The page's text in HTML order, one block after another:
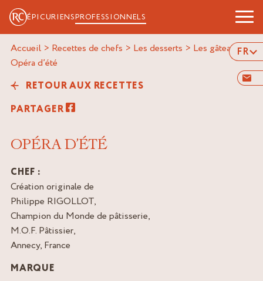
ÉPICURIENSPROFESSIONNELS
FR
Accueil > Recettes de chefs > Les desserts > Les gâteaux>
opéra d’été
RETOUR AUX RECETTES
PARTAGER
OPÉRA D’ÉTÉ
CHEF :
Création originale de
Philippe RIGOLLOT,
Champion du Monde de pâtisserie,
M.O.F. Pâtissier,
Annecy, France
MARQUE